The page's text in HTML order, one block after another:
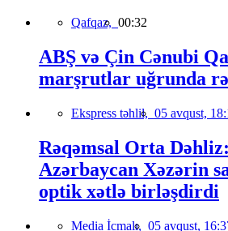
Qafqaz, 00:32
ABŞ və Çin Cənubi
marşrutlar uğrunda
Ekspress təhlil, 05 avqust,
Rəqəmsal Orta
Azərbaycan Xəzərin
optik xətlə birləşdirdi
Media İcmalı, 05 avqust,